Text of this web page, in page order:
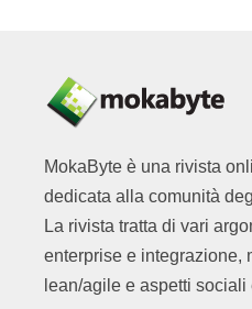
MokaByte è una rivista
dedicata alla comunità
La rivista tratta di vari
enterprise e integrazione,
lean/agile e aspetti